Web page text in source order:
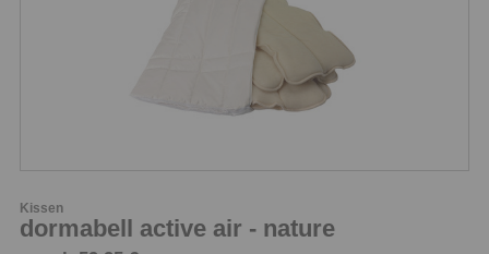
Kissen
dormabell active air - nature